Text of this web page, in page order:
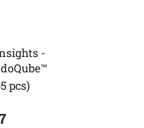
-
pcs)